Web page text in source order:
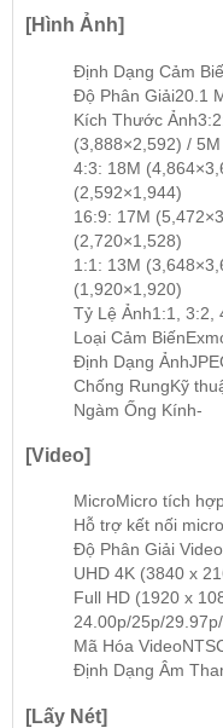
[Hình Ảnh]
Định Dạng Cảm
Độ Phân Giải20.1
Kích Thước Ảnh
(3,888×2,592) /
4:3: 18M
(2,592×1,944)
16:9: 17M
(2,720×1,528)
1:1: 13M
(1,920×1,920)
Tỷ Lệ Ảnh1:1, 3:2,
Loại Cảm Biến
Định Dạng Ảnh
Chống RungKỹ
Ngàm Ống Kính-
[Video]
MicroMicro tích
Hỗ trợ kết nối
Độ Phân Giải Video
UHD 4K (3840 x
Full HD (1920 x
24.00p/25p/
Mã Hóa Video
Định Dạng Âm
[Lấy Nét]